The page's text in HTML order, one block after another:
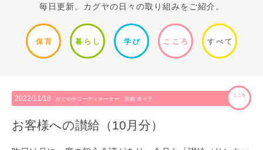
毎日更新。カグヤの日々の取り組みをご紹介。
保 育 暮ら し 学 び ここ ろ すべて
2022/11/18 かぐやかコーディネーター 宮前 奈々子
こころ
お客様への讃給（10月分）